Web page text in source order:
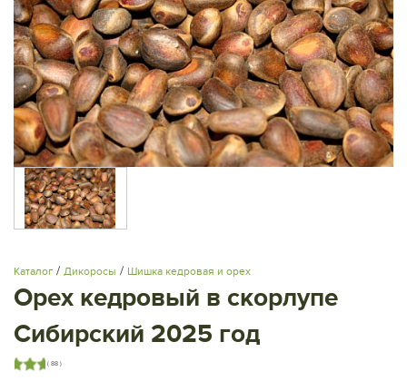
Каталог / Дикоросы / Шишка кедровая и орех
Орех кедровый в скорлупе
Сибирский 2025 год
( 88 )